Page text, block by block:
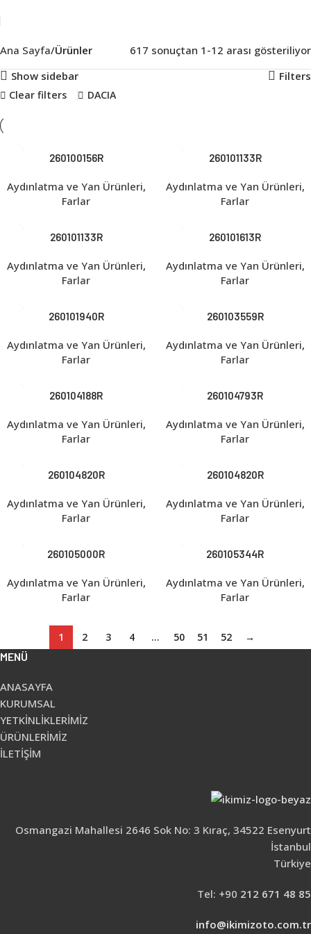
Ana Sayfa Ürünler
617 sonuçtan 1-12 arası gösteriliyor
Show sidebar
Filters
Clear filters DACIA
260100156R
Aydınlatma ve Yan Ürünleri,
Farlar
260101133R
Aydınlatma ve Yan Ürünleri,
Farlar
260101133R
Aydınlatma ve Yan Ürünleri,
Farlar
260101613R
Aydınlatma ve Yan Ürünleri,
Farlar
260101940R
Aydınlatma ve Yan Ürünleri,
Farlar
260103559R
Aydınlatma ve Yan Ürünleri,
Farlar
260104188R
Aydınlatma ve Yan Ürünleri,
Farlar
260104793R
Aydınlatma ve Yan Ürünleri,
Farlar
260104820R
Aydınlatma ve Yan Ürünleri,
Farlar
260104820R
Aydınlatma ve Yan Ürünleri,
Farlar
260105000R
Aydınlatma ve Yan Ürünleri,
Farlar
260105344R
Aydınlatma ve Yan Ürünleri,
Farlar
1 2 3 4 … 50 51 52
→
MENÜ
ANASAYFA
KURUMSAL
YETKİNLİKLERİMİZ
ÜRÜNLERİMİZ
İLETİŞİM
Osmangazi Mahallesi 2646 Sok No: 3 Kıraç, 34522 Esenyurt
İstanbul
Türkiye
Tel: +90 212 671 48 85
info@ikimizoto.com.tr